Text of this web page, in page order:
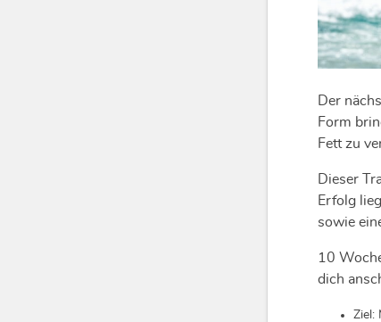
Der
Form
Fett zu
Dieser
Erfolg
sowie
10
dich
Ziel: